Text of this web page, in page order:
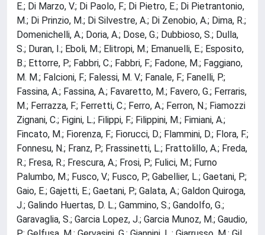
E.; Di Marzo, V.; Di Paolo, F.; Di Pietro, E.; Di Pietrantonio,
M.; Di Prinzio, M.; Di Silvestre, A.; Di Zenobio, A.; Dima, R.;
Domenichelli, A.; Doria, A.; Dose, G.; Dubbioso, S.; Dulla,
S.; Duran, I.; Eboli, M.; Elitropi, M.; Emanuelli, E.; Esposito,
B.; Ettorre, P.; Fabbri, C.; Fabbri, F.; Fadone, M.; Faggiano,
M. M.; Falcioni, F.; Falessi, M. V.; Fanale, F.; Fanelli, P.;
Fassina, A.; Fassina, A.; Favaretto, M.; Favero, G.; Ferraris,
M.; Ferrazza, F.; Ferretti, C.; Ferro, A.; Ferron, N.; Fiamozzi
Zignani, C.; Figini, L.; Filippi, F.; Filippini, M.; Fimiani, A.;
Fincato, M.; Fiorenza, F.; Fiorucci, D.; Flammini, D.; Flora, F.;
Fonnesu, N.; Franz, P.; Frassinetti, L.; Frattolillo, A.; Freda,
R.; Fresa, R.; Frescura, A.; Frosi, P.; Fulici, M.; Furno
Palumbo, M.; Fusco, V.; Fusco, P.; Gabellier, L.; Gaetani, P.;
Gaio, E.; Gajetti, E.; Gaetani, P.; Galata, A.; Galdon Quiroga,
J.; Galindo Huertas, D. L.; Gammino, S.; Gandolfo, G.;
Garavaglia, S.; Garcia Lopez, J.; Garcia Munoz, M.; Gaudio,